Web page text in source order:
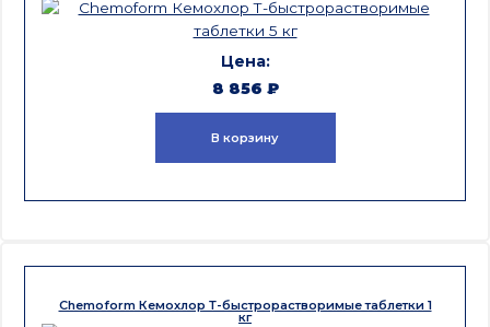
8 856 ₽
В корзину
Chemoform Кемохлор Т-быстрорастворимые таблетки 1
кг